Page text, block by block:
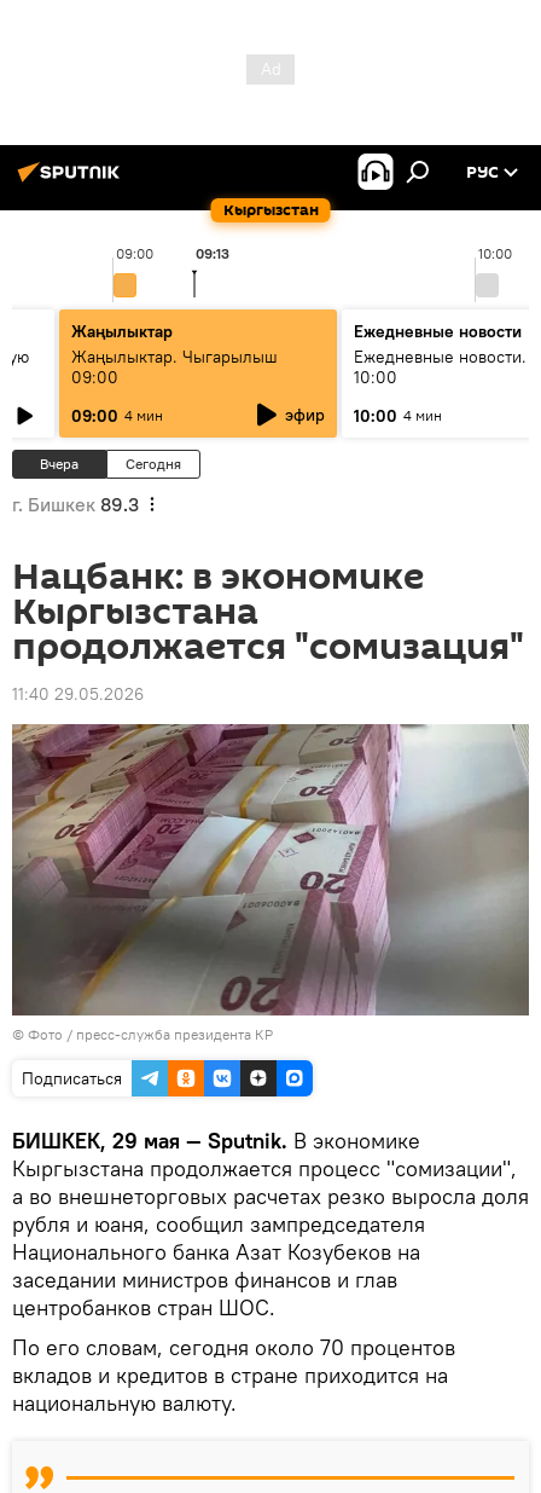
Кыргызстан
РУС
09:00 10:00
09:13
Жаңылыктар
Жаңылыктар. Чыгарылыш
09:00
09:00 4 мин эфир
Ежедневные новости
Ежедневные новости.
10:00
10:00 4 мин
Вчера Сегодня
г. Бишкек 89.3
Нацбанк: в экономике
Кыргызстана
продолжается "сомизация"
11:40 29.05.2026
© Фото / пресс-служба президента КР
Подписаться
БИШКЕК, 29 мая — Sputnik. В экономике
Кыргызстана продолжается процесс "сомизации",
а во внешнеторговых расчетах резко выросла доля
рубля и юаня, сообщил зампредседателя
Национального банка Азат Козубеков на
заседании министров финансов и глав
центробанков стран ШОС.
По его словам, сегодня около 70 процентов
вкладов и кредитов в стране приходится на
национальную валюту.